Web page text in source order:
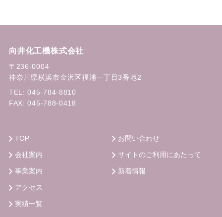
向井化工機株式会社
〒236-0004
神奈川県横浜市金沢区福浦一丁目3番地2
TEL:045-784-8810
FAX: 045-788-0418
TOP
会社案内
事業案内
アクセス
実績一覧
お問い合わせ
サイトのご利用にあたって
新着情報